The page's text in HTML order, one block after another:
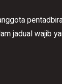
jadual wajib